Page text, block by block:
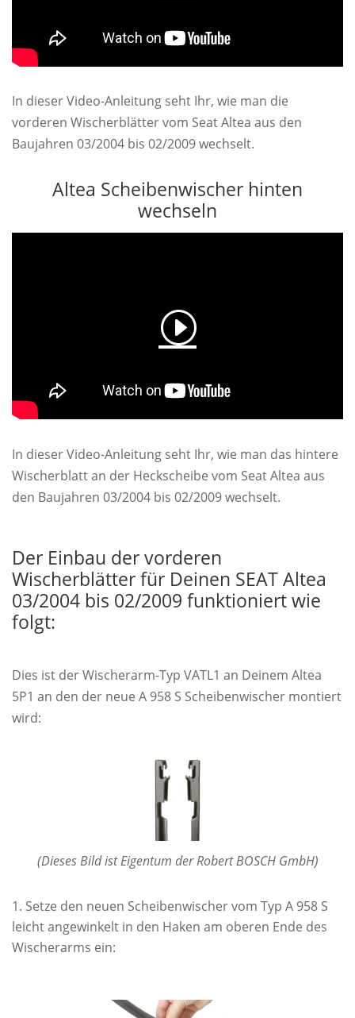
In dieser Video-Anleitung seht Ihr, wie man die
vorderen Wischerblätter vom Seat Altea aus den
Baujahren 03/2004 bis 02/2009 wechselt.
Altea Scheibenwischer hinten
wechseln
In dieser Video-Anleitung seht Ihr, wie man das hintere
Wischerblatt an der Heckscheibe vom Seat Altea aus
den Baujahren 03/2004 bis 02/2009 wechselt.
Der Einbau der vorderen
Wischerblätter für Deinen SEAT Altea
03/2004 bis 02/2009 funktioniert wie
folgt:
Dies ist der Wischerarm-Typ VATL1 an Deinem Altea
5P1 an den der neue A 958 S Scheibenwischer montiert
wird:
(Dieses Bild ist Eigentum der Robert BOSCH GmbH)
Setze den neuen Scheibenwischer vom Typ A 958 S
leicht angewinkelt in den Haken am oberen Ende des
Wischerarms ein: